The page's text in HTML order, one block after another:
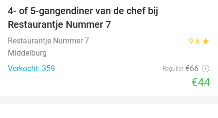
4- of 5-gangendiner van de chef bij
Restaurantje Nummer 7
Restaurantje Nummer 7 9.6 star
Middelburg
Verkocht: 359
Regulier €66
€44